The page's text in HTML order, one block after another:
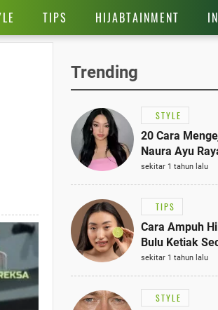
TIPS HIJABTAINMENT
Trending
STYLE
20 Cara
Naura Ayu
Tahun di Panti
Terlihat
Kaftan Cokelat
sekitar 1 tahun lalu
TIPS
Cara Ampuh
Bulu Ketiak
Permanen
Langkah
sekitar 1 tahun lalu
STYLE